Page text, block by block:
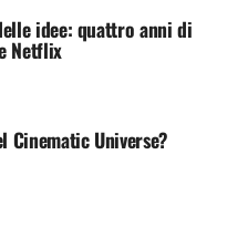
idee: quattro anni di
Netflix
Cinematic Universe?